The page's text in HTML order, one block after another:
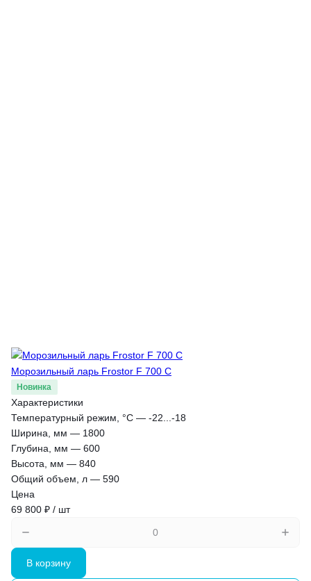
Морозильный ларь Frostor F 700 C
Новинка
Характеристики
Температурный режим, °С — -22...-18
Ширина, мм — 1800
Глубина, мм — 600
Высота, мм — 840
Общий объем, л — 590
Цена
69 800 ₽ / шт
В корзину